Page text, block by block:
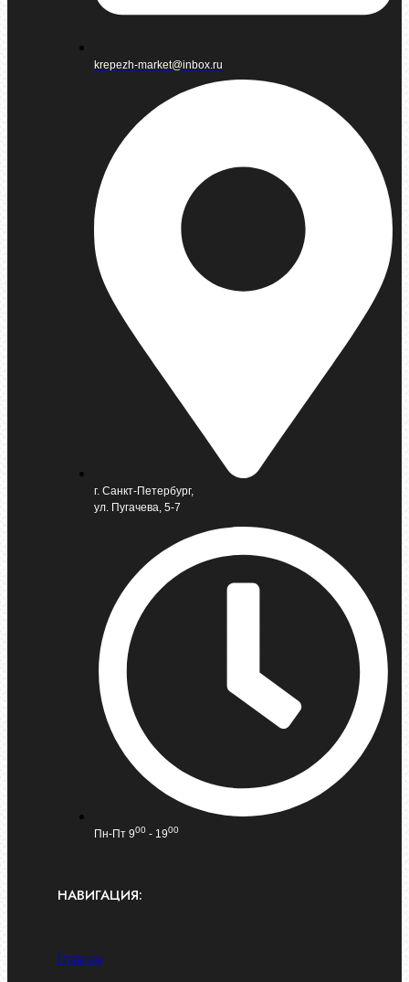
krepezh-market@inbox.ru
г. Санкт-Петербург,
ул. Пугачева, 5-7
Пн-Пт 900 - 1900
НАВИГАЦИЯ:
Главная